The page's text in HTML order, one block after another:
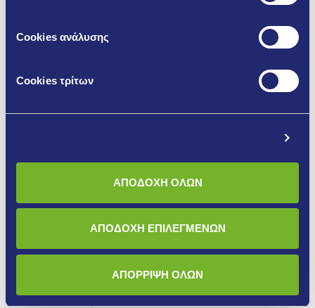
Cookies ανάλυσης
Cookies τρίτων
ΑΠΟΔΟΧΗ ΟΛΩΝ
ΑΠΟΔΟΧΗ ΕΠΙΛΕΓΜΕΝΩΝ
ΑΠΟΡΡΙΨΗ ΟΛΩΝ
Δόμηση τοιχοποιίας